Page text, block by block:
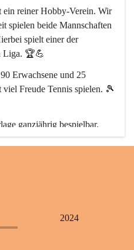
ein reiner Hobby-Verein. Wir
spielen beide Mannschaften
spielt einer der
Liga. 🏆💪
Erwachsene und 25
viel Freude Tennis spielen. 🎾
ganzjährig bespielbar.
🌦️🔥
2024